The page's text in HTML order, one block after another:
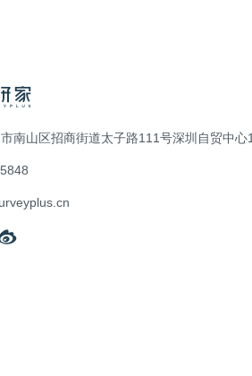
南山区招商街道太子路111号深圳自贸中心